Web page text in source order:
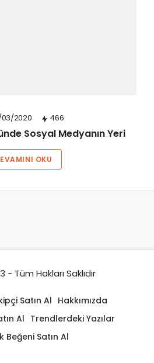
03/2020 466
Sosyal Medyanın Yeri
OKU
Tüm Hakları Saklıdır
Satın Al Hakkımızda
Al Trendlerdeki Yazılar
Beğeni Satın Al